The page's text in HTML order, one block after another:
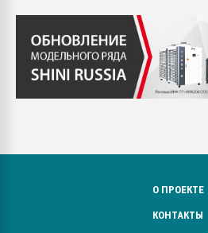
О ПРОЕКТЕ
КОНТАКТЫ